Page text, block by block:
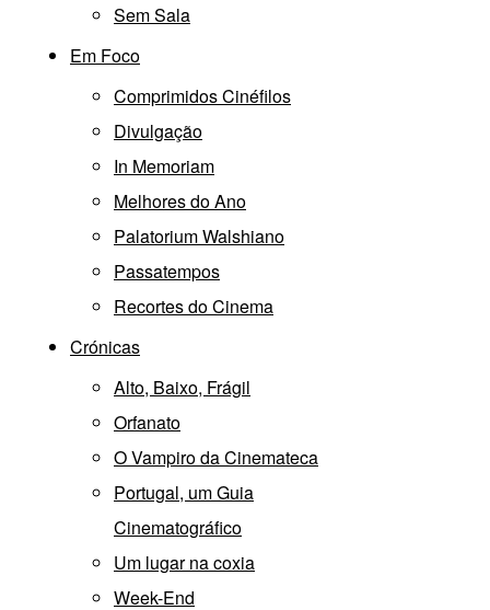
Sem Sala
Em Foco
Comprimidos Cinéfilos
Divulgação
In Memoriam
Melhores do Ano
Palatorium Walshiano
Passatempos
Recortes do Cinema
Crónicas
Alto, Baixo, Frágil
Orfanato
O Vampiro da Cinemateca
Portugal, um Guia
Cinematográfico
Um lugar na coxia
Week-End